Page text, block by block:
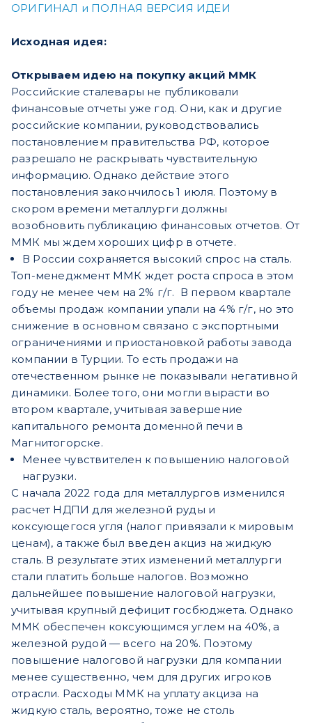
ОРИГИНАЛ и ПОЛНАЯ ВЕРСИЯ ИДЕИ​​
Исходная идея:
Открываем идею на покупку акций ММК
Российские сталевары не публиковали
финансовые отчеты уже год. Они, как и другие
российские компании, руководствовались
постановлением правительства РФ, которое
разрешало не раскрывать чувствительную
информацию. Однако действие этого
постановления закончилось 1 июля. Поэтому в
скором времени металлурги должны
возобновить публикацию финансовых отчетов. От
ММК мы ждем хороших цифр в отчете.
В России сохраняется высокий спрос на сталь.
Топ-менеджмент ММК ждет роста спроса в этом
году не менее чем на 2% г/г. В первом квартале
объемы продаж компании упали на 4% г/г, но это
снижение в основном связано с экспортными
ограничениями и приостановкой работы завода
компании в Турции. То есть продажи на
отечественном рынке не показывали негативной
динамики. Более того, они могли вырасти во
втором квартале, учитывая завершение
капитального ремонта доменной печи в
Магнитогорске.
Менее чувствителен к повышению налоговой
нагрузки.
С начала 2022 года для металлургов изменился
расчет НДПИ для железной руды и
коксующегося угля (налог привязали к мировым
ценам), а также был введен акциз на жидкую
сталь. В результате этих изменений металлурги
стали платить больше налогов. Возможно
дальнейшее повышение налоговой нагрузки,
учитывая крупный дефицит госбюджета. Однако
ММК обеспечен коксующимся углем на 40%, а
железной рудой — всего на 20%. Поэтому
повышение налоговой нагрузки для компании
менее существенно, чем для других игроков
отрасли. Расходы ММК на уплату акциза на
жидкую сталь, вероятно, тоже не столь